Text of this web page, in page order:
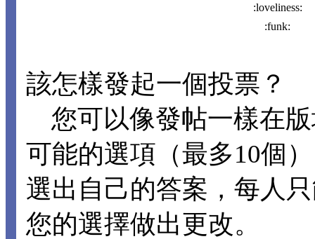
:loveliness:
:funk:
該怎樣發起一個投票？
您可以像發帖一樣在
可能的選項（最多10個
選出自己的答案，每人
您的選擇做出更改。